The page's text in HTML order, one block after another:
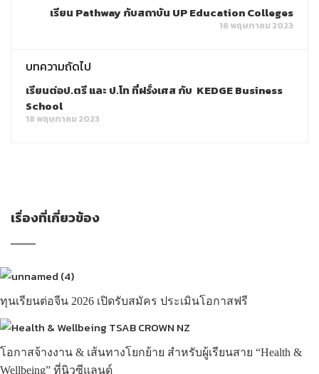
เรียน Pathway กับสถาบัน UP Education Colleges
16 พฤษภาคม 2023
บทความถัดไป
เรียนต่อป.ตรี และ ป.โท ที่ฝรั่งเศส กับ KEDGE Business
School
18 พฤษภาคม 2023
เรื่องที่เกี่ยวข้อง
ทุนเรียนต่อจีน 2026 เปิดรับสมัคร ประเมินโอกาสฟรี
โอกาสจ้างงาน & เส้นทางโยกย้าย สำหรับผู้เรียนสาย “Health &
Wellbeing” ที่นิวซีแลนด์